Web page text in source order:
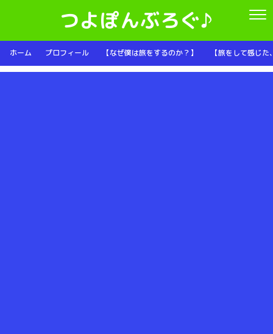
つよぽんぶろぐ♪
ホーム プロフィール 【なぜ僕は旅をするのか？】 【旅をして感じ